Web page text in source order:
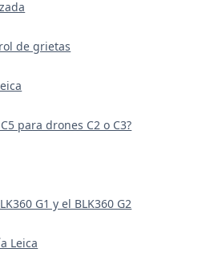
de grietas
para drones C2 o C3?
G1 y el BLK360 G2
Leica